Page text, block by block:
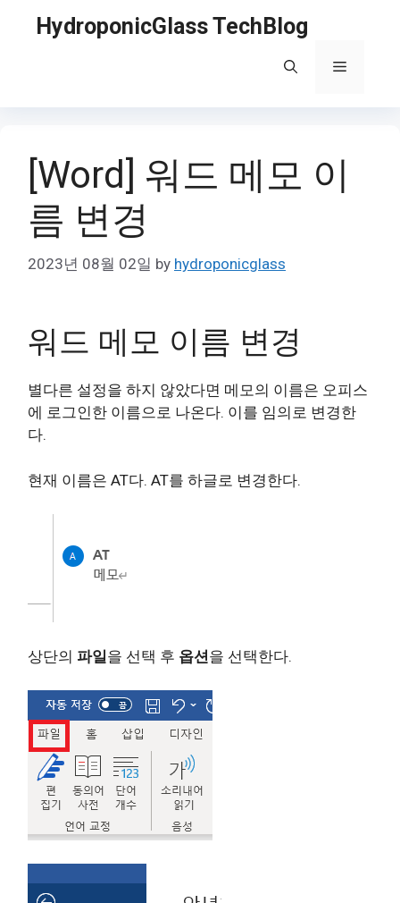
HydroponicGlass TechBlog
Menu
[Word] 워드 메모 이
름 변경
2023년 08월 02일 by hydroponicglass
워드 메모 이름 변경
별다른 설정을 하지 않았다면 메모의 이름은 오피스
에 로그인한 이름으로 나온다. 이를 임의로 변경한
다.
현재 이름은 AT다. AT를 하글로 변경한다.
상단의 파일을 선택 후 옵션을 선택한다.